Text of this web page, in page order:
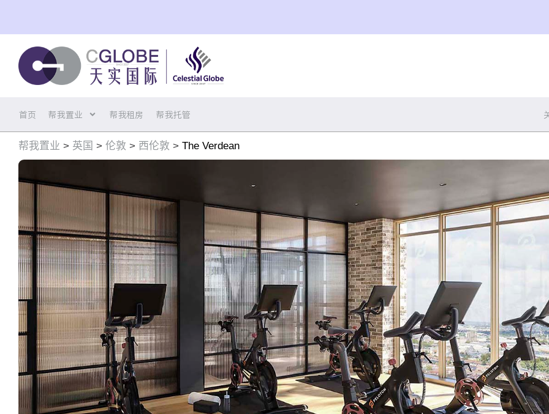
内
首页 帮我置业 帮我租房 帮我托管
帮我置业 > 英国 > 伦敦 > 西伦敦 > The Verdean